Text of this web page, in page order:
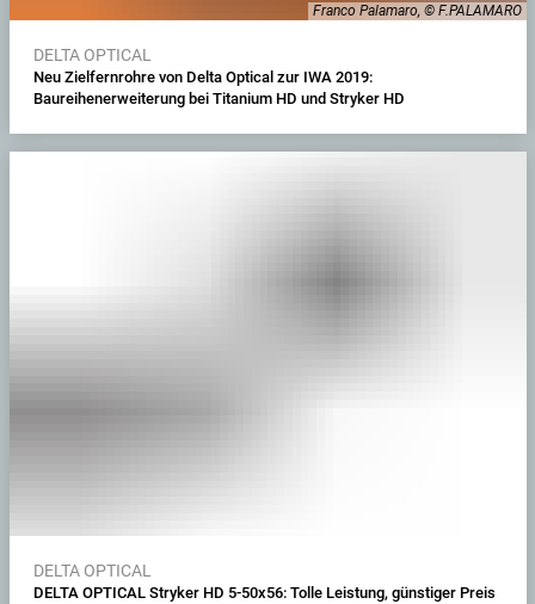
Franco Palamaro, © F.PALAMARO
DELTA OPTICAL
Neu Zielfernrohre von Delta Optical zur IWA 2019:
Baureihenerweiterung bei Titanium HD und Stryker HD
DELTA OPTICAL
DELTA OPTICAL Stryker HD 5-50x56: Tolle Leistung, günstiger Preis